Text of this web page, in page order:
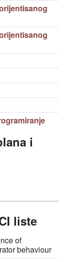
i
liste
of
behaviour